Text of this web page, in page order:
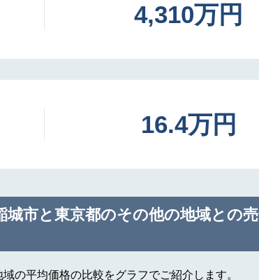
4,310万円
16.4万円
市と東京都のその他の地域との
の平均価格の比較をグラフでご紹介します。